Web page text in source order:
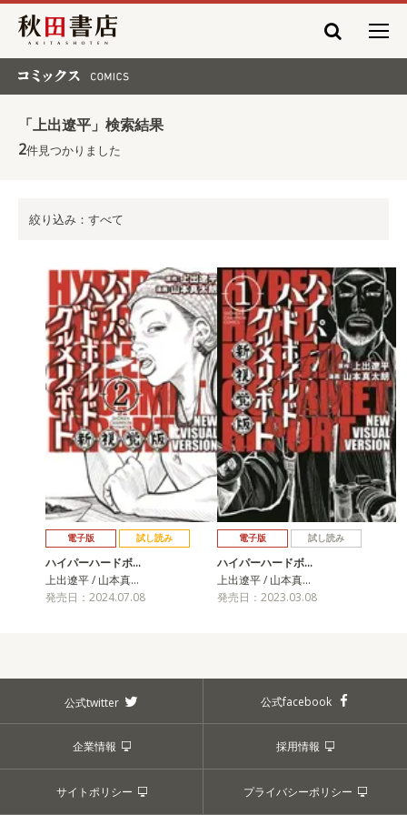
秋田書店
「上出遼平」検索結果
2件見つかりました
絞り込み：すべて
電子版 試し読み
ハイパーハードボ…
上出遼平 / 山本真…
発売日：2024.07.08
電子版 試し読み
ハイパーハードボ…
上出遼平 / 山本真…
発売日：2023.03.08
公式twitter 公式facebook
企業情報 採用情報
サイトポリシー プライバシーポリシー